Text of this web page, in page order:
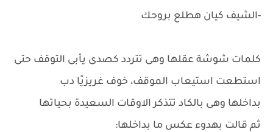
-الشيف كيان هطلع بروحك
كلمات شوشة عقلها وهى تتردد كصدى يأبى التوقف حتى
استطعت استيعاب الموقف، خوف غريزيًا دب
بداخلها وهى بالكاد تتذكر الاوقات السعيدة بحياتها
ثم قالت بهدوء عكس ما بداخلها: